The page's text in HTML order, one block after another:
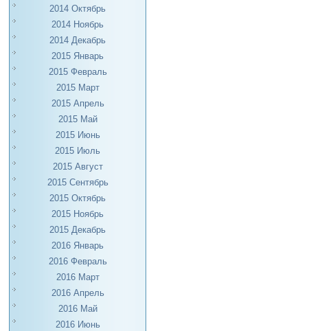
2014 Октябрь
2014 Ноябрь
2014 Декабрь
2015 Январь
2015 Февраль
2015 Март
2015 Апрель
2015 Май
2015 Июнь
2015 Июль
2015 Август
2015 Сентябрь
2015 Октябрь
2015 Ноябрь
2015 Декабрь
2016 Январь
2016 Февраль
2016 Март
2016 Апрель
2016 Май
2016 Июнь